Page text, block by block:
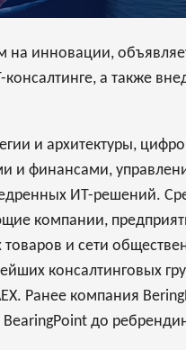
на инновации,
а также
и архитектуры,
и финансами,
ИТ-решений.
компании,
и сети
консалтинговых
Ранее компания
до